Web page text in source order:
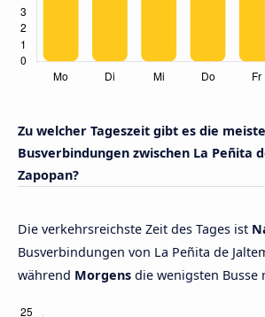
Zu welcher Tageszeit gibt es die
Busverbindungen zwischen La Peñita
Zapopan?
Die verkehrsreichste Zeit des Tages ist
Busverbindungen von La Peñita de
während Morgens die wenigsten Busse